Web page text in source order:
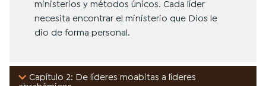
ministerios y métodos únicos. Cada líder
necesita encontrar el ministerio que Dios le
dio de forma personal.
Capítulo 2: De líderes moabitas a líderes